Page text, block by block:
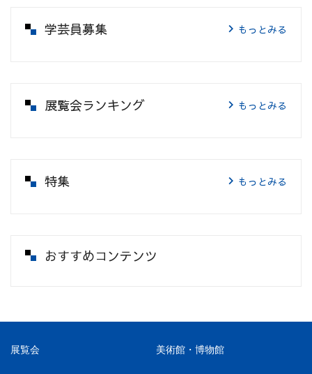
学芸員募集 もっとみる
展覧会ランキング もっとみる
特集 もっとみる
おすすめコンテンツ
展覧会 美術館・博物館